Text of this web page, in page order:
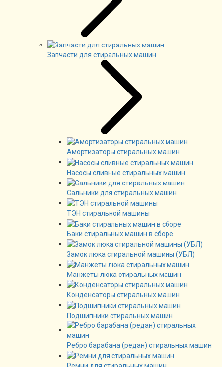
Запчасти для стиральных машин
Амортизаторы стиральных машин
Насосы сливные стиральных машин
Сальники для стиральных машин
ТЭН стиральной машины
Баки стиральных машин в сборе
Замок люка стиральной машины (УБЛ)
Манжеты люка стиральных машин
Конденсаторы стиральных машин
Подшипники стиральных машин
Ребро барабана (редан) стиральных машин